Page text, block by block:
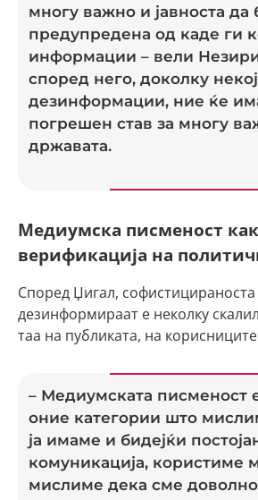
многу важно и јавноста да
предупредена од каде ги
информации – вели
според него, доколку
дезинформации, ние ќе
погрешен став за многу
државата.
Медиумска писменост
верификација на
Според Џигал,
дезинформираат е неколку
таа на публиката, на
– Медиумската писменост
оние категории што
ја имаме и бидејќи
комуникација, користиме
мислиме дека сме